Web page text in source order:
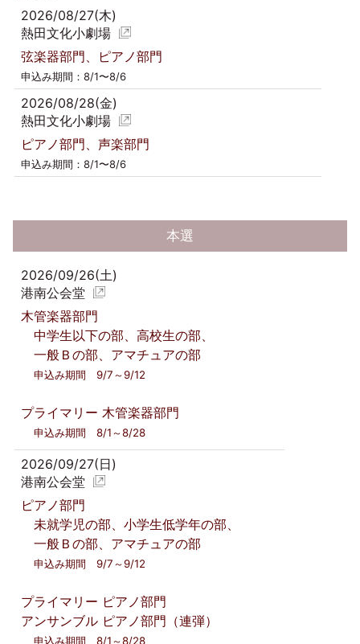
2026/08/27(木)
熱田文化小劇場
弦楽器部門、ピアノ部門
申込み期間：8/1〜8/6
2026/08/28(金)
熱田文化小劇場
ピアノ部門、声楽部門
申込み期間：8/1〜8/6
本選
2026/09/26(土)
港南公会堂
木管楽器部門
中学生以下の部、高校生の部、
一般Ｂの部、アマチュアの部
申込み期間 9/7～9/12
プライマリー 木管楽器部門
申込み期間 8/1～8/28
2026/09/27(日)
港南公会堂
ピアノ部門
未就学児の部、小学生低学年の部、
一般Ｂの部、アマチュアの部
申込み期間 9/7～9/12
プライマリー ピアノ部門
アンサンブル ピアノ部門（連弾）
申込み期間 8/1～8/28